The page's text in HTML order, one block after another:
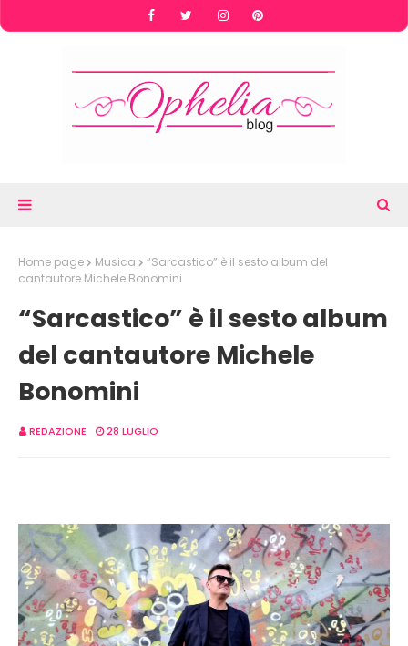
Home page Musica
“Sarcastico” è il sesto album del
cantautore Michele Bonomini
“Sarcastico” è il sesto album
del cantautore Michele
Bonomini
REDAZIONE 28 LUGLIO